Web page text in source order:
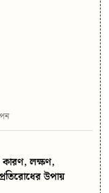
কারণ, লক্ষণ,
উপায়